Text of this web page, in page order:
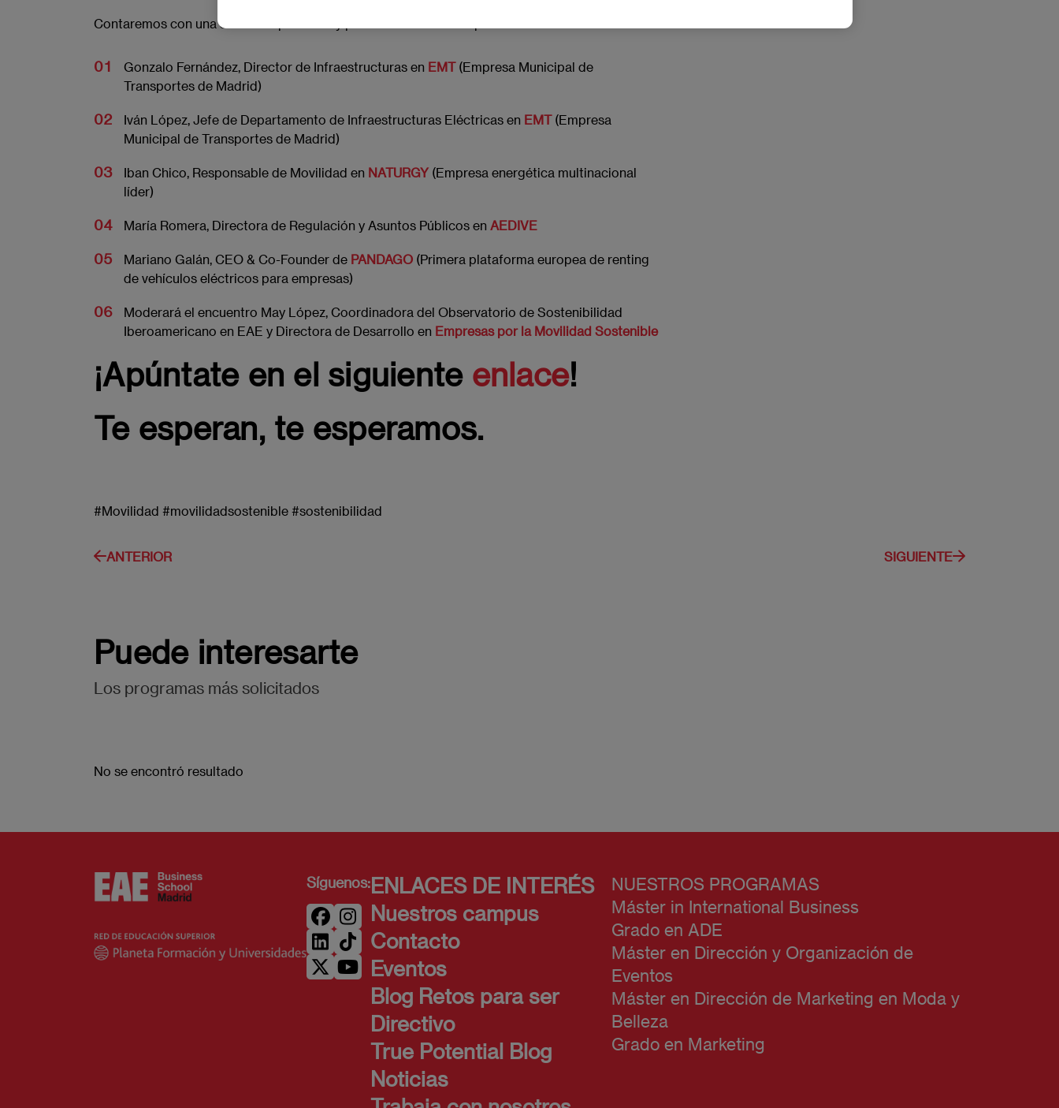
Contaremos con una suerte de personas y profesionales de excepción:
Gonzalo Fernández, Director de Infraestructuras en EMT(Empresa Municipal de
Transportes de Madrid)
Iván López, Jefe de Departamento de Infraestructuras Eléctricas en EMT(Empresa
Municipal de Transportes de Madrid)
Iban Chico, Responsable de Movilidad en NATURGY (Empresa energética multinacional
líder)
María Romera, Directora de Regulación y Asuntos Públicos en AEDIVE
Mariano Galán, CEO & Co-Founder de PANDAGO (Primera plataforma europea de renting
de vehículos eléctricos para empresas)
Moderará el encuentro May López, Coordinadora del Observatorio de Sostenibilidad
Iberoamericano en EAE y Directora de Desarrollo en Empresas por la Movilidad Sostenible
¡Apúntate en el siguiente enlace!
Te esperan, te esperamos.
#Movilidad #movilidadsostenible #sostenibilidad
ANTERIOR SIGUIENTE
Puede interesarte
Los programas más solicitados
No se encontró resultado
Síguenos: ENLACES DE INTERÉS
Nuestros campus
Contacto
Eventos
Blog Retos para ser
Directivo
True Potential Blog
Noticias
NUESTROS PROGRAMAS
Máster in International Business
Grado en ADE
Máster en Dirección y Organización de
Eventos
Máster en Dirección de Marketing en Moda y
Belleza
Grado en Marketing